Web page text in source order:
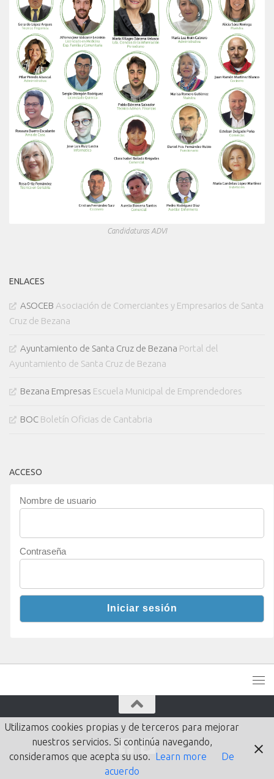
Candidaturas ADVI
ENLACES
ASOCEB Asociación de Comerciantes y Empresarios de Santa
Cruz de Bezana
Ayuntamiento de Santa Cruz de Bezana Portal del
Ayuntamiento de Santa Cruz de Bezana
Bezana Empresas Escuela Municipal de Emprendedores
BOC Boletín Oficias de Cantabria
ACCESO
Nombre de usuario
Contraseña
Utilizamos cookies propias y de terceros para mejorar
nuestros servicios. Si continúa navegando,
consideramos que acepta su uso. Learn more
De
acuerdo